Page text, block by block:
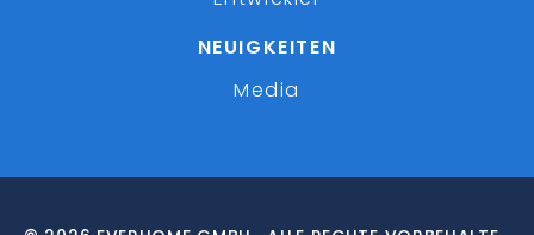
NEUIGKEITEN
Media